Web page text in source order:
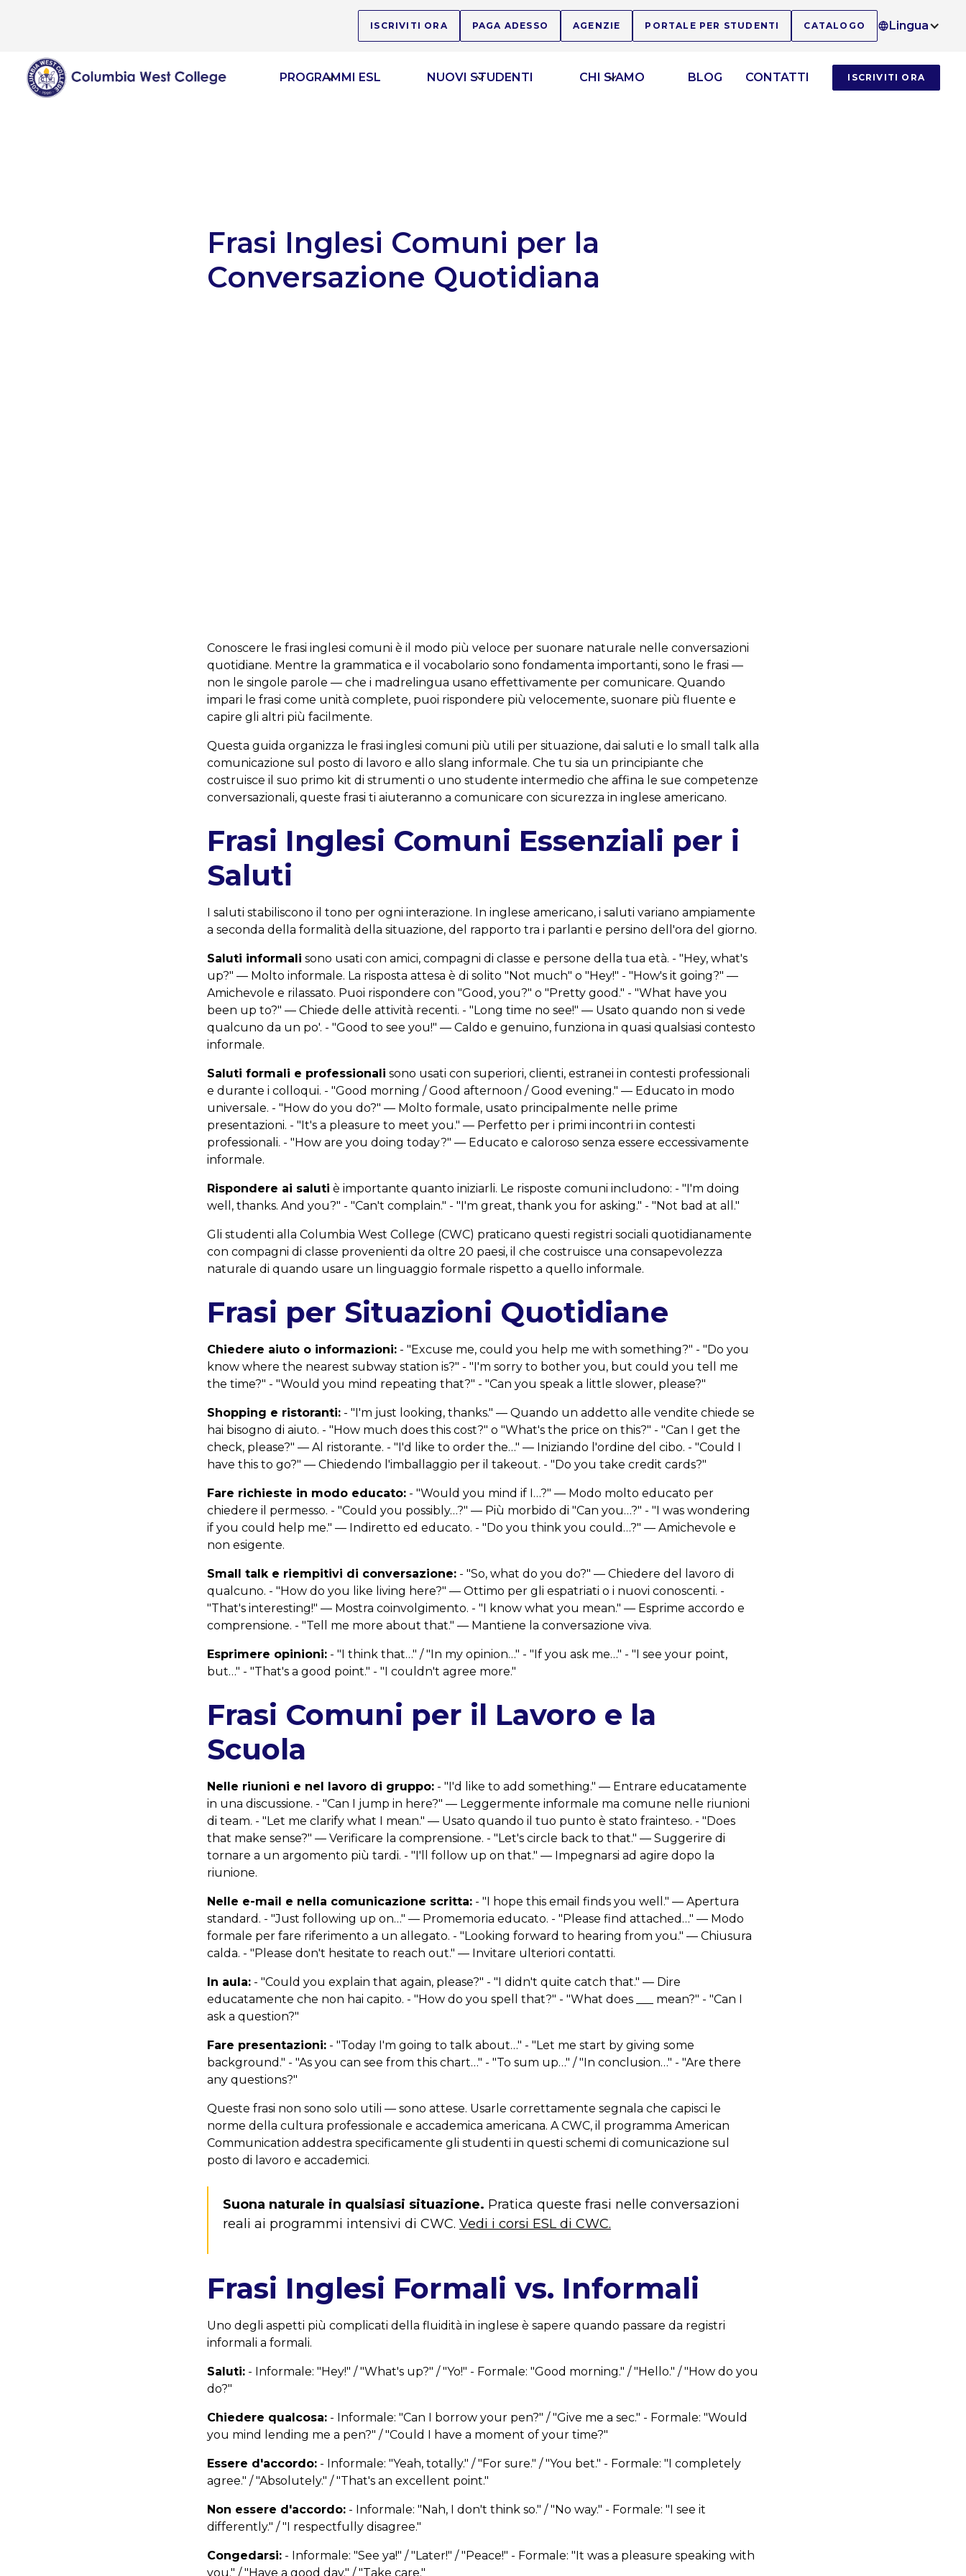
ISCRIVITI ORA PAGA ADESSO AGENZIE PORTALE PER STUDENTI CATALOGO Lingua
PROGRAMMI ESL NUOVI STUDENTI CHI SIAMO BLOG CONTATTI ISCRIVITI ORA
Frasi Inglesi Comuni per la
Conversazione Quotidiana
Conoscere le frasi inglesi comuni è il modo più veloce per suonare naturale nelle conversazioni
quotidiane. Mentre la grammatica e il vocabolario sono fondamenta importanti, sono le frasi —
non le singole parole — che i madrelingua usano effettivamente per comunicare. Quando
impari le frasi come unità complete, puoi rispondere più velocemente, suonare più fluente e
capire gli altri più facilmente.
Questa guida organizza le frasi inglesi comuni più utili per situazione, dai saluti e lo small talk alla
comunicazione sul posto di lavoro e allo slang informale. Che tu sia un principiante che
costruisce il suo primo kit di strumenti o uno studente intermedio che affina le sue competenze
conversazionali, queste frasi ti aiuteranno a comunicare con sicurezza in inglese americano.
Frasi Inglesi Comuni Essenziali per i
Saluti
I saluti stabiliscono il tono per ogni interazione. In inglese americano, i saluti variano ampiamente
a seconda della formalità della situazione, del rapporto tra i parlanti e persino dell'ora del giorno.
Saluti informali sono usati con amici, compagni di classe e persone della tua età. - "Hey, what's
up?" — Molto informale. La risposta attesa è di solito "Not much" o "Hey!" - "How's it going?" —
Amichevole e rilassato. Puoi rispondere con "Good, you?" o "Pretty good." - "What have you
been up to?" — Chiede delle attività recenti. - "Long time no see!" — Usato quando non si vede
qualcuno da un po'. - "Good to see you!" — Caldo e genuino, funziona in quasi qualsiasi contesto
informale.
Saluti formali e professionali sono usati con superiori, clienti, estranei in contesti professionali
e durante i colloqui. - "Good morning / Good afternoon / Good evening." — Educato in modo
universale. - "How do you do?" — Molto formale, usato principalmente nelle prime
presentazioni. - "It's a pleasure to meet you." — Perfetto per i primi incontri in contesti
professionali. - "How are you doing today?" — Educato e caloroso senza essere eccessivamente
informale.
Rispondere ai saluti è importante quanto iniziarli. Le risposte comuni includono: - "I'm doing
well, thanks. And you?" - "Can't complain." - "I'm great, thank you for asking." - "Not bad at all."
Gli studenti alla Columbia West College (CWC) praticano questi registri sociali quotidianamente
con compagni di classe provenienti da oltre 20 paesi, il che costruisce una consapevolezza
naturale di quando usare un linguaggio formale rispetto a quello informale.
Frasi per Situazioni Quotidiane
Chiedere aiuto o informazioni: - "Excuse me, could you help me with something?" - "Do you
know where the nearest subway station is?" - "I'm sorry to bother you, but could you tell me
the time?" - "Would you mind repeating that?" - "Can you speak a little slower, please?"
Shopping e ristoranti: - "I'm just looking, thanks." — Quando un addetto alle vendite chiede se
hai bisogno di aiuto. - "How much does this cost?" o "What's the price on this?" - "Can I get the
check, please?" — Al ristorante. - "I'd like to order the…" — Iniziando l'ordine del cibo. - "Could I
have this to go?" — Chiedendo l'imballaggio per il takeout. - "Do you take credit cards?"
Fare richieste in modo educato: - "Would you mind if I…?" — Modo molto educato per
chiedere il permesso. - "Could you possibly…?" — Più morbido di "Can you…?" - "I was wondering
if you could help me." — Indiretto ed educato. - "Do you think you could…?" — Amichevole e
non esigente.
Small talk e riempitivi di conversazione: - "So, what do you do?" — Chiedere del lavoro di
qualcuno. - "How do you like living here?" — Ottimo per gli espatriati o i nuovi conoscenti. -
"That's interesting!" — Mostra coinvolgimento. - "I know what you mean." — Esprime accordo e
comprensione. - "Tell me more about that." — Mantiene la conversazione viva.
Esprimere opinioni: - "I think that…" / "In my opinion…" - "If you ask me…" - "I see your point,
but…" - "That's a good point." - "I couldn't agree more."
Frasi Comuni per il Lavoro e la
Scuola
Nelle riunioni e nel lavoro di gruppo: - "I'd like to add something." — Entrare educatamente
in una discussione. - "Can I jump in here?" — Leggermente informale ma comune nelle riunioni
di team. - "Let me clarify what I mean." — Usato quando il tuo punto è stato frainteso. - "Does
that make sense?" — Verificare la comprensione. - "Let's circle back to that." — Suggerire di
tornare a un argomento più tardi. - "I'll follow up on that." — Impegnarsi ad agire dopo la
riunione.
Nelle e-mail e nella comunicazione scritta: - "I hope this email finds you well." — Apertura
standard. - "Just following up on…" — Promemoria educato. - "Please find attached…" — Modo
formale per fare riferimento a un allegato. - "Looking forward to hearing from you." — Chiusura
calda. - "Please don't hesitate to reach out." — Invitare ulteriori contatti.
In aula: - "Could you explain that again, please?" - "I didn't quite catch that." — Dire
educatamente che non hai capito. - "How do you spell that?" - "What does ___ mean?" - "Can I
ask a question?"
Fare presentazioni: - "Today I'm going to talk about…" - "Let me start by giving some
background." - "As you can see from this chart…" - "To sum up…" / "In conclusion…" - "Are there
any questions?"
Queste frasi non sono solo utili — sono attese. Usarle correttamente segnala che capisci le
norme della cultura professionale e accademica americana. A CWC, il programma American
Communication addestra specificamente gli studenti in questi schemi di comunicazione sul
posto di lavoro e accademici.
Suona naturale in qualsiasi situazione. Pratica queste frasi nelle conversazioni
reali ai programmi intensivi di CWC. Vedi i corsi ESL di CWC.
Frasi Inglesi Formali vs. Informali
Uno degli aspetti più complicati della fluidità in inglese è sapere quando passare da registri
informali a formali.
Saluti: - Informale: "Hey!" / "What's up?" / "Yo!" - Formale: "Good morning." / "Hello." / "How do you
do?"
Chiedere qualcosa: - Informale: "Can I borrow your pen?" / "Give me a sec." - Formale: "Would
you mind lending me a pen?" / "Could I have a moment of your time?"
Essere d'accordo: - Informale: "Yeah, totally." / "For sure." / "You bet." - Formale: "I completely
agree." / "Absolutely." / "That's an excellent point."
Non essere d'accordo: - Informale: "Nah, I don't think so." / "No way." - Formale: "I see it
differently." / "I respectfully disagree."
Congedarsi: - Informale: "See ya!" / "Later!" / "Peace!" - Formale: "It was a pleasure speaking with
you." / "Have a good day." / "Take care."